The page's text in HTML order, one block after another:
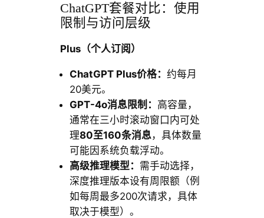
ChatGPT套餐对比：使用
限制与访问层级
Plus（个人订阅）
ChatGPT Plus价格： 约每月
20美元。
GPT-4o消息限制： 高容量，
通常在三小时滚动窗口内可处
理80至160条消息，具体数量
可能因系统负载浮动。
高级推理模型： 需手动选择，
深度推理版本设有周限额（例
如每周最多200次请求，具体
取决于模型）。